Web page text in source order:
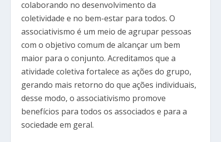
colaborando no desenvolvimento da
coletividade e no bem-estar para todos. O
associativismo é um meio de agrupar pessoas
com o objetivo comum de alcançar um bem
maior para o conjunto. Acreditamos que a
atividade coletiva fortalece as ações do grupo,
gerando mais retorno do que ações individuais,
desse modo, o associativismo promove
benefícios para todos os associados e para a
sociedade em geral.